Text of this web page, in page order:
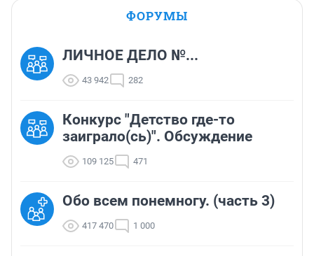
ФОРУМЫ
ЛИЧНОЕ ДЕЛО №...
43 942 282
Конкурс "Детство где-то
заиграло(сь)". Обсуждение
109 125 471
Обо всем понемногу. (часть 3)
417 470 1 000